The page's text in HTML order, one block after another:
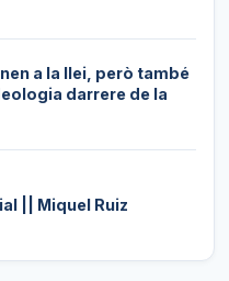
a la llei, però també
darrere de la
|| Miquel Ruiz